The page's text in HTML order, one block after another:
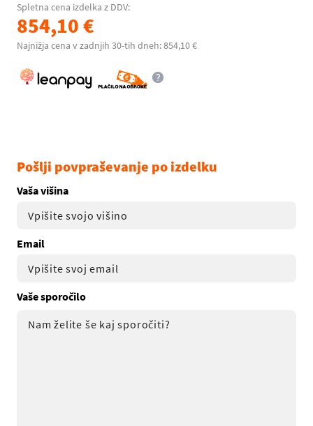
Spletna cena izdelka z DDV:
854,10 €
Najnižja cena v zadnjih 30-tih dneh: 854,10 €
Pošlji povpraševanje po izdelku
Vaša višina
Email
Vaše sporočilo